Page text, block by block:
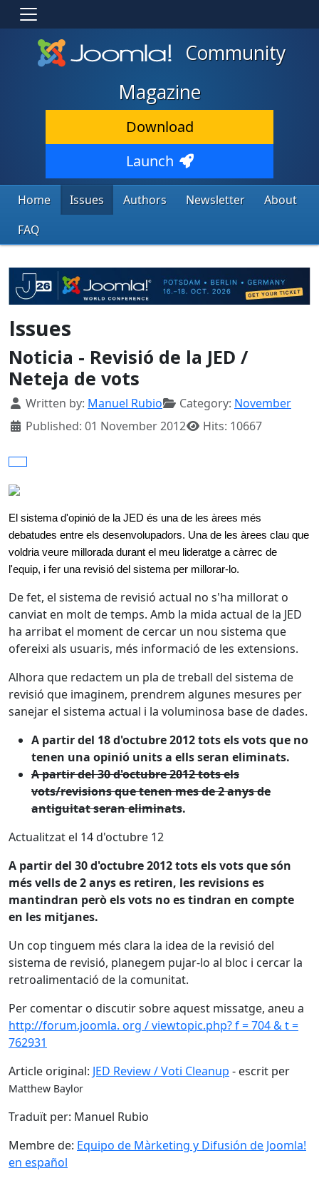
Community
Magazine
Download
Launch
Home Issues Authors Newsletter
About
FAQ
Issues
Noticia - Revisió de la JED /
Neteja de vots
Details
Written by: Manuel Rubio Category: November
Published: 01 November 2012
Hits: 10667
El sistema d'opinió de la JED és una de les àrees més
debatudes entre els desenvolupadors. Una de les àrees clau que
voldria veure millorada durant el meu lideratge a càrrec de
l'equip, i fer una revisió del sistema per millorar-lo.
De fet, el sistema de revisió actual no s'ha millorat o
canviat en molt de temps. Amb la mida actual de la JED
ha arribat el moment de cercar un nou sistema que
ofereixi als usuaris, més informació de les extensions.
Alhora que redactem un pla de treball del sistema de
revisió que imaginem, prendrem algunes mesures per
sanejar el sistema actual i la voluminosa base de dades.
A partir del 18 d'octubre 2012 tots els vots que no
tenen una opinió units a ells seran eliminats.
A partir del 30 d'octubre 2012 tots els
vots/revisions que tenen mes de 2 anys de
antiguitat seran eliminats.
Actualitzat el 14 d'octubre 12
A partir del 30 d'octubre 2012 tots els vots que són
més vells de 2 anys es retiren, les revisions es
mantindran però els vots no es tindran en compte
en les mitjanes.
Un cop tinguem més clara la idea de la revisió del
sistema de revisió, planegem pujar-lo al bloc i cercar la
retroalimentació de la comunitat.
Per comentar o discutir sobre aquest missatge, aneu a
http://forum.joomla. org / viewtopic.php? f = 704 & t =
762931
Article original: JED Review / Voti Cleanup - escrit per
Matthew Baylor
Traduït per: Manuel Rubio
Membre de: Equipo de Màrketing y Difusión de Joomla!
en español